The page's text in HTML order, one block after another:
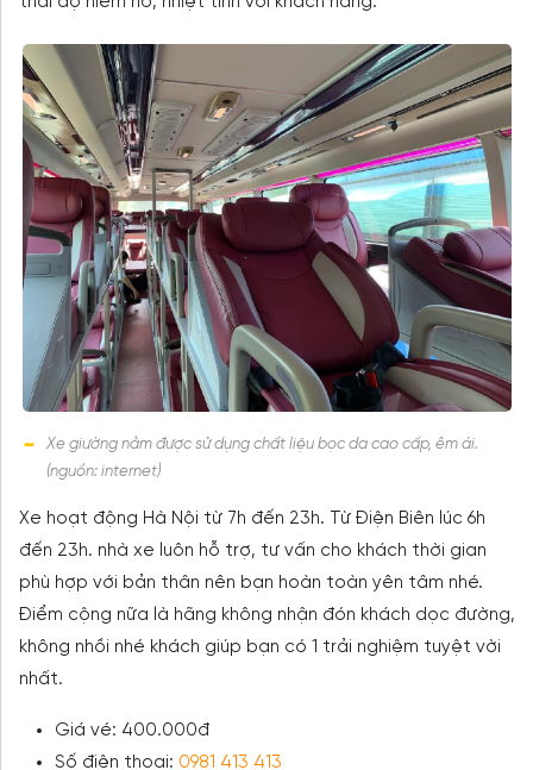
Xe giường nằm được sử dụng chất liệu bọc da cao cấp, êm ái.
(nguồn: internet)
Xe hoạt động Hà Nội từ 7h đến 23h. Từ Điện Biên lúc 6h
đến 23h. nhà xe luôn hỗ trợ, tư vấn cho khách thời gian
phù hợp với bản thân nên bạn hoàn toàn yên tâm nhé.
Điểm cộng nữa là hãng không nhận đón khách dọc đường,
không nhồi nhé khách giúp bạn có 1 trải nghiệm tuyệt vời
nhất.
Giá vé: 400.000đ
Số điện thoại: 0981 413 413